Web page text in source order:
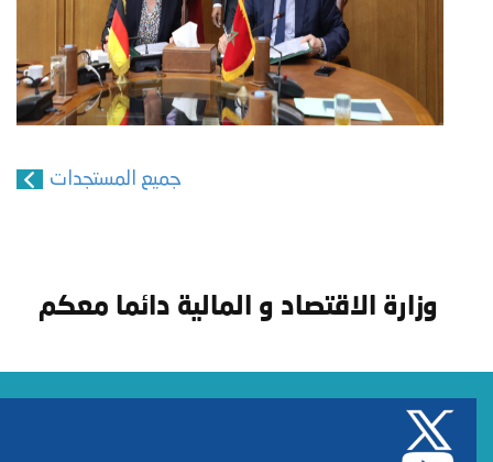
جميع المستجدات
وزارة الاقتصاد و المالية دائما معكم